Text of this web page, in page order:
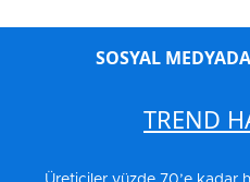
SOSYAL
TREND